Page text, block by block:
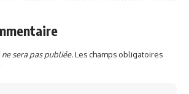
sera pas publiée.Les champs obligatoires